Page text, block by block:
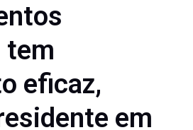
tem
eficaz,
em